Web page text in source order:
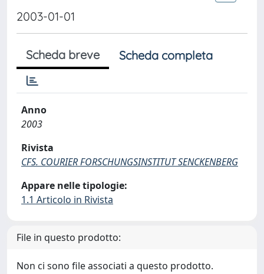
2003-01-01
Scheda breve Scheda completa
Anno
2003
Rivista
CFS. COURIER FORSCHUNGSINSTITUT SENCKENBERG
Appare nelle tipologie:
1.1 Articolo in Rivista
File in questo prodotto:
Non ci sono file associati a questo prodotto.